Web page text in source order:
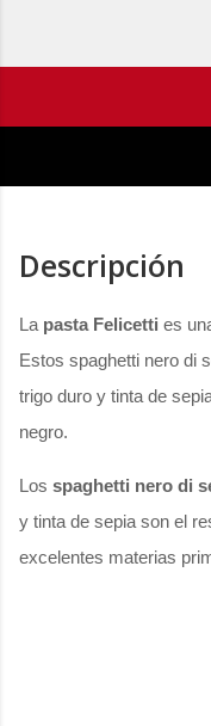
Descripción
La pasta Felicetti es
Estos spaghetti nero di
trigo duro y tinta de
negro.
Los spaghetti nero di
y tinta de sepia son el
excelentes materias